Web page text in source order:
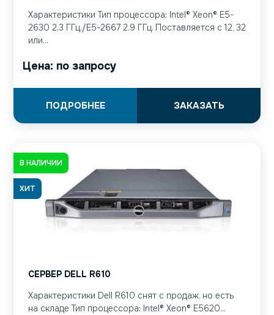
Характеристики Тип процессора: Intel® Xeon® E5-
2630 2.3 ГГц./E5-2667 2.9 ГГц. Поставляется с 12, 32
или...
Цена: по запросу
ЗАКАЗАТЬ
ПОДРОБНЕЕ
В НАЛИЧИИ
ХИТ
СЕРВЕР DELL R610
Характеристики Dell R610 снят с продаж, но есть
на складе Тип процессора: Intel® Xeon® Е5620...